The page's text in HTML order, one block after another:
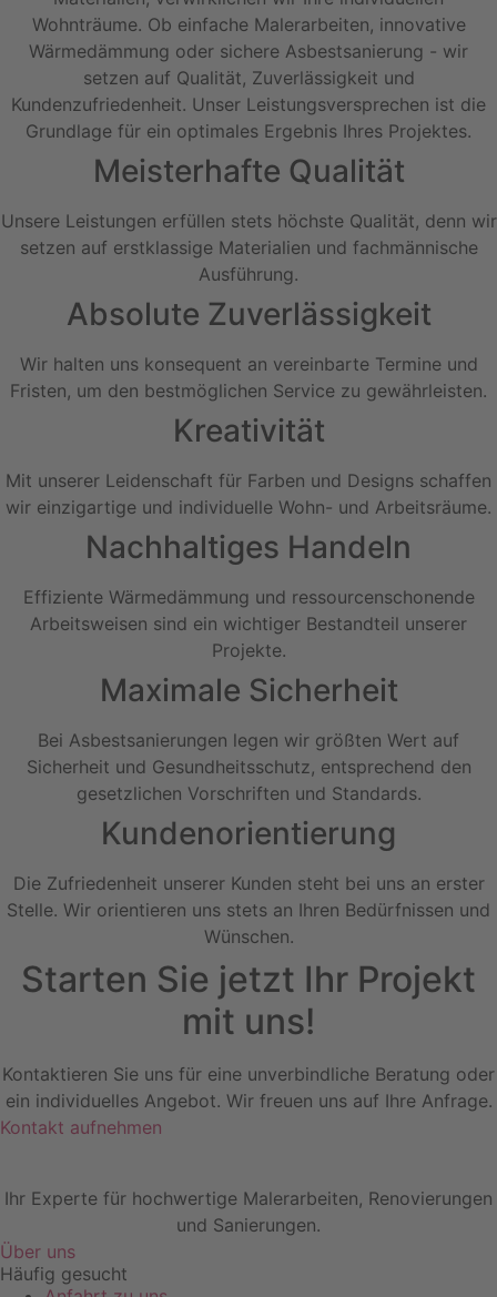
Wohnträume. Ob einfache Malerarbeiten, innovative
Wärmedämmung oder sichere Asbestsanierung - wir
setzen auf Qualität, Zuverlässigkeit und
Kundenzufriedenheit. Unser Leistungsversprechen ist die
Grundlage für ein optimales Ergebnis Ihres Projektes.
Meisterhafte Qualität
Unsere Leistungen erfüllen stets höchste Qualität, denn wir
setzen auf erstklassige Materialien und fachmännische
Ausführung.
Absolute Zuverlässigkeit
Wir halten uns konsequent an vereinbarte Termine und
Fristen, um den bestmöglichen Service zu gewährleisten.
Kreativität
Mit unserer Leidenschaft für Farben und Designs schaffen
wir einzigartige und individuelle Wohn- und Arbeitsräume.
Nachhaltiges Handeln
Effiziente Wärmedämmung und ressourcenschonende
Arbeitsweisen sind ein wichtiger Bestandteil unserer
Projekte.
Maximale Sicherheit
Bei Asbestsanierungen legen wir größten Wert auf
Sicherheit und Gesundheitsschutz, entsprechend den
gesetzlichen Vorschriften und Standards.
Kundenorientierung
Die Zufriedenheit unserer Kunden steht bei uns an erster
Stelle. Wir orientieren uns stets an Ihren Bedürfnissen und
Wünschen.
Starten Sie jetzt Ihr Projekt
mit uns!
Kontaktieren Sie uns für eine unverbindliche Beratung oder
ein individuelles Angebot. Wir freuen uns auf Ihre Anfrage.
Kontakt aufnehmen
Ihr Experte für hochwertige Malerarbeiten, Renovierungen
und Sanierungen.
Über uns
Häufig gesucht